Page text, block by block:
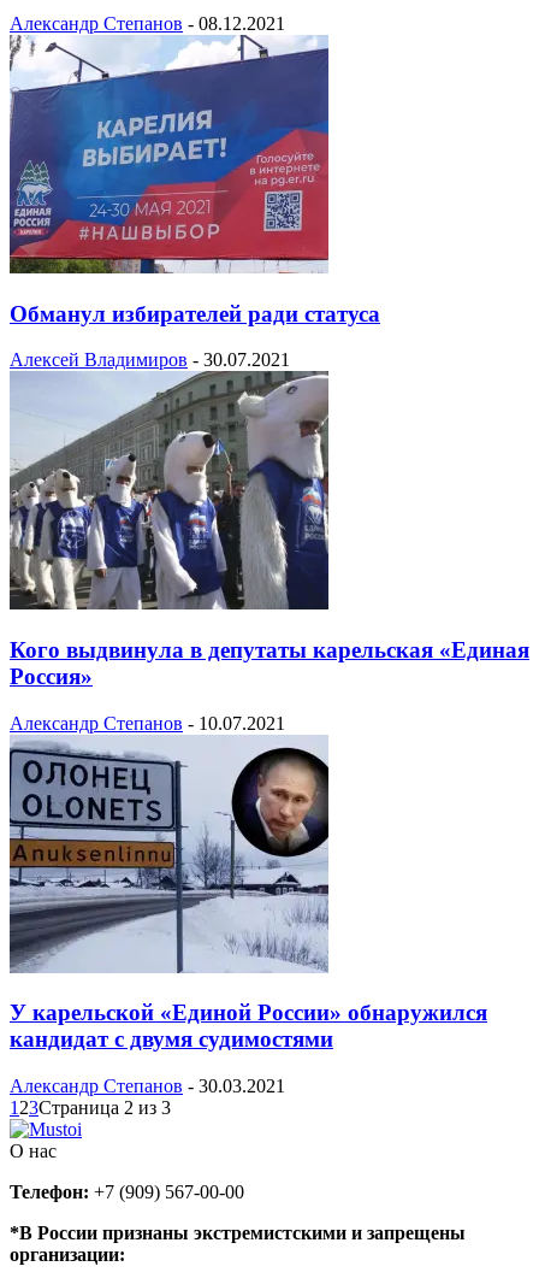
Александр Степанов - 08.12.2021
Обманул избирателей ради статуса
Алексей Владимиров - 30.07.2021
Кого выдвинула в депутаты карельская «Единая
Россия»
Александр Степанов - 10.07.2021
У карельской «Единой России» обнаружился
кандидат с двумя судимостями
Александр Степанов - 30.03.2021
1 23Страница 2 из 3
О нас
Телефон: +7 (909) 567-00-00
*В России признаны экстремистскими и запрещены
организации: